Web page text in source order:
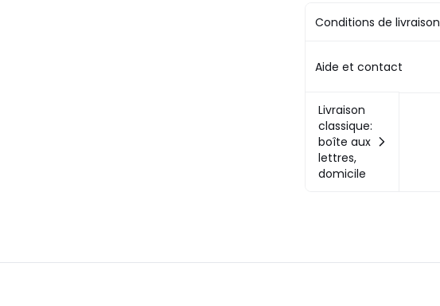
Conditions de livraison
Aide et contact
Livraison
classique:
boîte aux
lettres,
domicile